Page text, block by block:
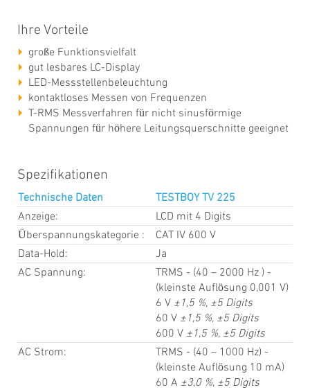
Ihre Vorteile
große Funktionsvielfalt
gut lesbares LC-Display
LED-Messstellenbeleuchtung
kontaktloses Messen von Frequenzen
T-RMS Messverfahren für nicht sinusförmige
Spannungen für höhere Leitungsquerschnitte geeignet
Spezifikationen
Technische Daten
TESTBOY TV 225
Anzeige:
LCD mit 4 Digits
Überspannungskategorie :
CAT IV 600 V
Data-Hold:
Ja
AC Spannung:
TRMS - (40 – 2000 Hz ) -
(kleinste Auflösung 0,001 V)
6 V ±1,5 %, ±5 Digits
60 V ±1,5 %, ±5 Digits
600 V ±1,5 %, ±5 Digits
AC Strom:
TRMS - (40 – 1000 Hz) -
(kleinste Auflösung 10 mA)
60 A ±3,0 %, ±5 Digits